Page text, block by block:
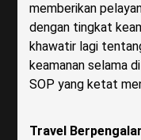
memberikan
dengan tingkat
khawatir lagi
keamanan selama
SOP yang ketat
Travel